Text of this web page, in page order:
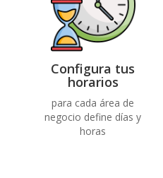
Configura tus
horarios
para cada área de
negocio define días y
horas